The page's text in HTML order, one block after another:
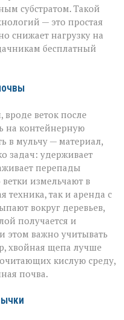
субстратом. Такой
— это простая
снижает нагрузку на
бесплатный
вроде веток после
на контейнерную
в мульчу — материал,
задач: удерживает
перепады
измельчают в
техника, так и аренда с
вокруг деревьев,
получается и
этом важно учитывать
хвойная щепа лучше
кислую среду,
почва.